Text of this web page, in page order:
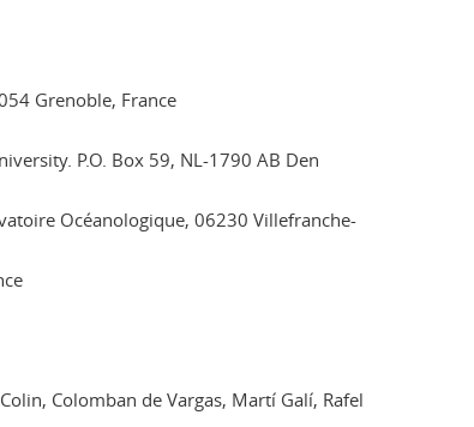
Grenoble, France
P.O. Box 59, NL-1790 AB Den
Océanologique, 06230 Villefranche-
Colomban de Vargas, Martí Galí, Rafel